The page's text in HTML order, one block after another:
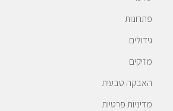
פתרונות
גידולים
מזיקים
האבקה טבעית
מדיניות פרטיות